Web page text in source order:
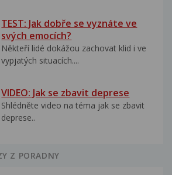
TEST: Jak dobře se vyznáte ve
svých emocích?
Někteří lidé dokážou zachovat klid i ve
vypjatých situacích....
VIDEO: Jak se zbavit deprese
Shlédněte video na téma jak se zbavit
deprese..
Z PORADNY